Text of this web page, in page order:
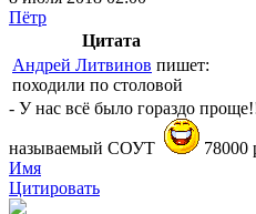
Пётр
Цитата
Андрей Литвинов пишет:
походили по столовой
- У нас всё было гораздо
называемый СОУТ
78000
Имя
Цитировать